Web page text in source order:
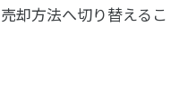
却方法へ切り替えるこ